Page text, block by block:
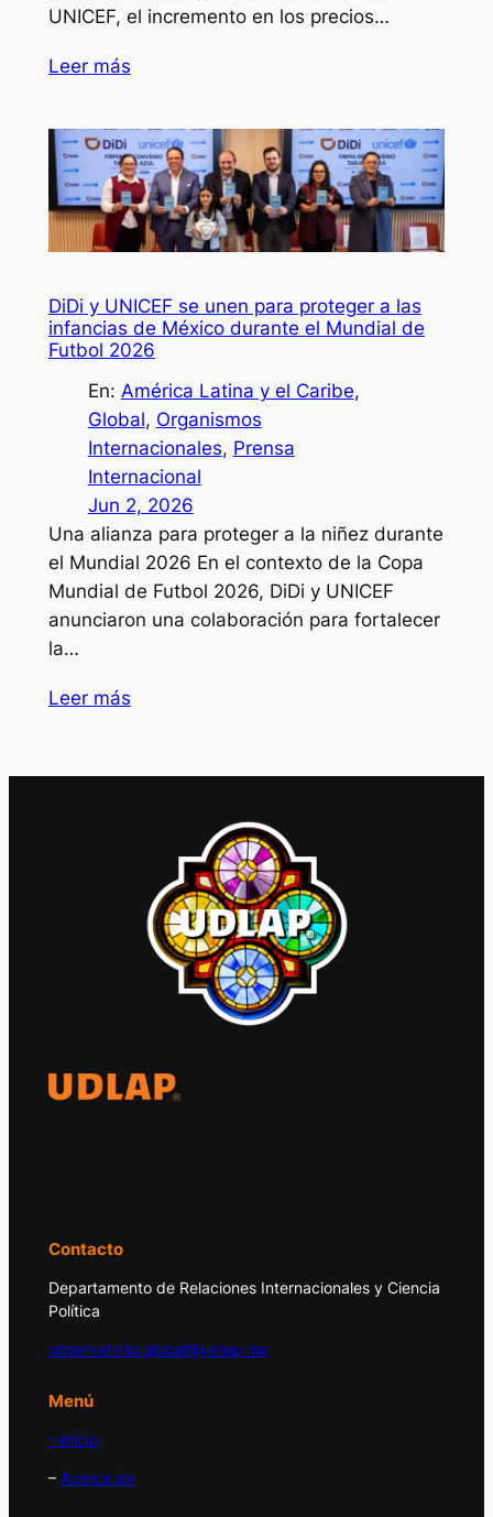
UNICEF, el incremento en los precios…
Leer más
DiDi y UNICEF se unen para proteger a las
infancias de México durante el Mundial de
Futbol 2026
En: América Latina y el Caribe
Global, Organismos
Internacionales, Prensa
Internacional
Jun 2, 2026
Una alianza para proteger a la niñez durante
el Mundial 2026 En el contexto de la Copa
Mundial de Futbol 2026, DiDi y UNICEF
anunciaron una colaboración para fortalecer
la…
Leer más
Contacto
Departamento de Relaciones Internacionales y Ciencia
Política
observatorio.global@udlap.mx
Menú
– Inicio
– Acerca de